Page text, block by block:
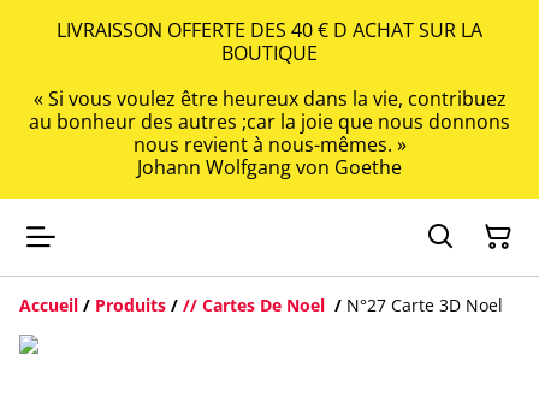
LIVRAISSON OFFERTE DES 40 € D ACHAT SUR LA
BOUTIQUE
« Si vous voulez être heureux dans la vie, contribuez
au bonheur des autres ;car la joie que nous donnons
nous revient à nous-mêmes. »
Johann Wolfgang von Goethe
Accueil / Produits / // Cartes De Noel / N°27 Carte 3D Noel